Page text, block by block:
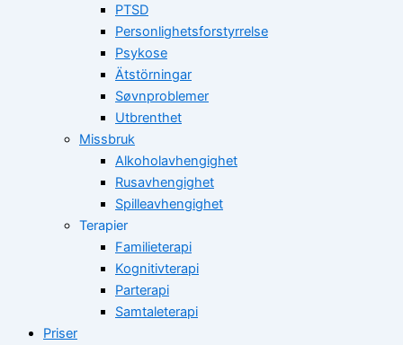
PTSD
Personlighetsforstyrrelse
Psykose
Ätstörningar
Søvnproblemer
Utbrenthet
Missbruk
Alkoholavhengighet
Rusavhengighet
Spilleavhengighet
Terapier
Familieterapi
Kognitivterapi
Parterapi
Samtaleterapi
Priser